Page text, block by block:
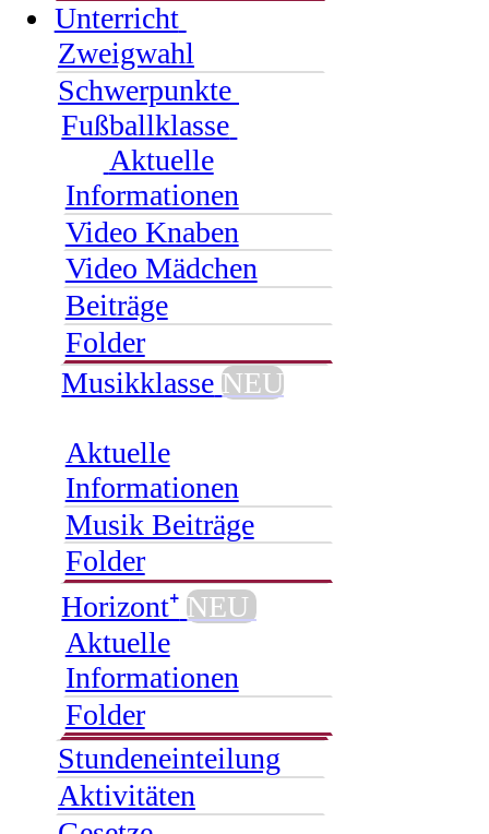
Unterricht
Zweigwahl
Schwerpunkte
Fußballklasse
Aktuelle
Informationen
Video Knaben
Video Mädchen
Beiträge
Folder
Musikklasse NEU
Aktuelle
Informationen
Musik Beiträge
Folder
Horizont⁺ NEU
Aktuelle
Informationen
Folder
Stundeneinteilung
Aktivitäten